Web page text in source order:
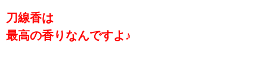
刀線香は
最高の香りなんですよ♪